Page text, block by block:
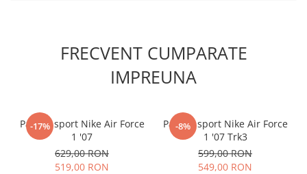
FRECVENT CUMPARATE
IMPREUNA
-17%
Pantofi sport Nike Air Force
1 '07
629,00 RON
519,00 RON
-8%
Pantofi sport Nike Air Force
1 '07 Trk3
599,00 RON
549,00 RON